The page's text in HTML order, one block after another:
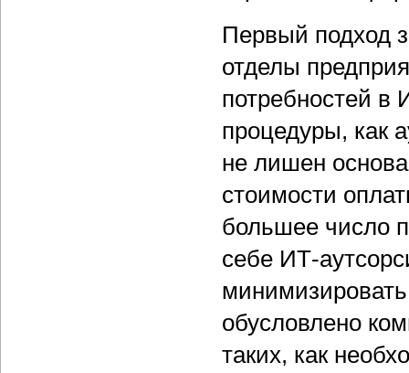
Первый подход
отделы
потребностей в
процедуры, как
не лишен
стоимости
большее число
себе ИТ-
обусловлено
таких, как